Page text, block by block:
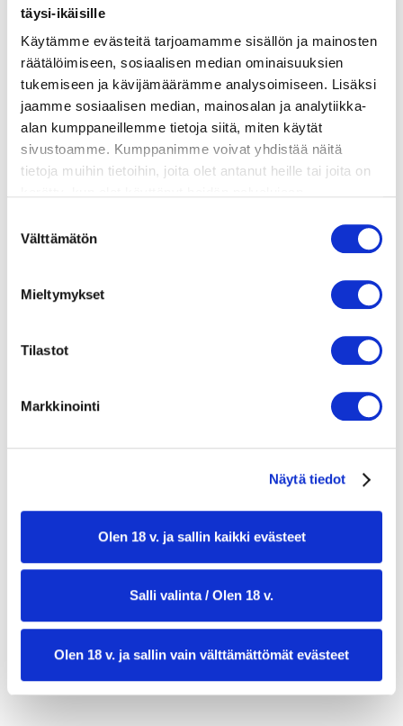
täysi-ikäisille
Käytämme evästeitä tarjoamamme sisällön ja mainosten
räätälöimiseen, sosiaalisen median ominaisuuksien
tukemiseen ja kävijämäärämme analysoimiseen. Lisäksi
jaamme sosiaalisen median, mainosalan ja analytiikka-
alan kumppaneillemme tietoja siitä, miten käytät
sivustoamme. Kumppanimme voivat yhdistää näitä
tietoja muihin tietoihin, joita olet antanut heille tai joita on
tai vanhempi. Vahvista ikäsi käyttääksesi sivustoa.
valinta
Välttämätön
Mieltymykset
Tilastot
Markkinointi
Näytä tiedot
Olen 18 v. ja sallin kaikki evästeet
Salli valinta / Olen 18 v.
Olen 18 v. ja sallin vain välttämättömät evästeet
ainekset
valmistusohje
lisätietoja
puolitetaan)
1 kesäkurpitsa, ohuiksi siivuiksi leikattuna
1 tl kuivattua oreganoa
2 rkl balsamicoetikkaa
1 reilu rkl kapriksia, valutettuna ja
hienonnettuna
1 valkosipulinkynsi, murskattuna
suolaa ja mustapippuria